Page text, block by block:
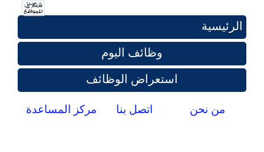
الرئيسية
وظائف اليوم
استعراض الوظائف
من نحن اتصل بنا مركز المساعدة